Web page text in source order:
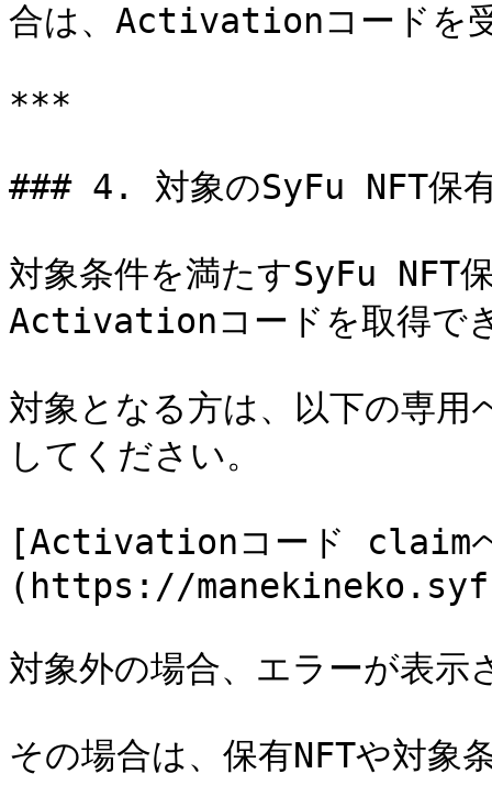
合は、Activationコードを
***
### 4. 対象のSyFu NFT保
対象条件を満たすSyFu NFT
Activationコードを取得で
対象となる方は、以下の専
してください。
[Activationコード claim
(https://
対象外の場合、エラーが表示
その場合は、保有NFTや対象